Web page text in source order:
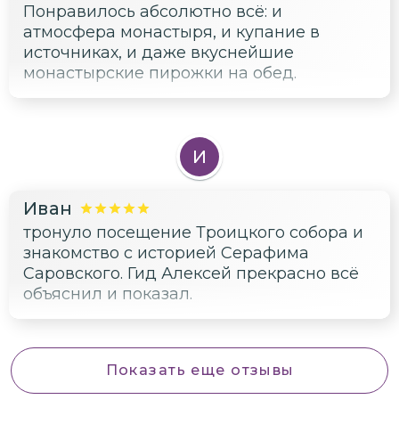
Понравилось абсолютно всё: и
атмосфера монастыря, и купание в
источниках, и даже вкуснейшие
монастырские пирожки на обед.
И
Иван
тронуло посещение Троицкого собора и
знакомство с историей Серафима
Саровского. Гид Алексей прекрасно всё
объяснил и показал.
Показать еще отзывы